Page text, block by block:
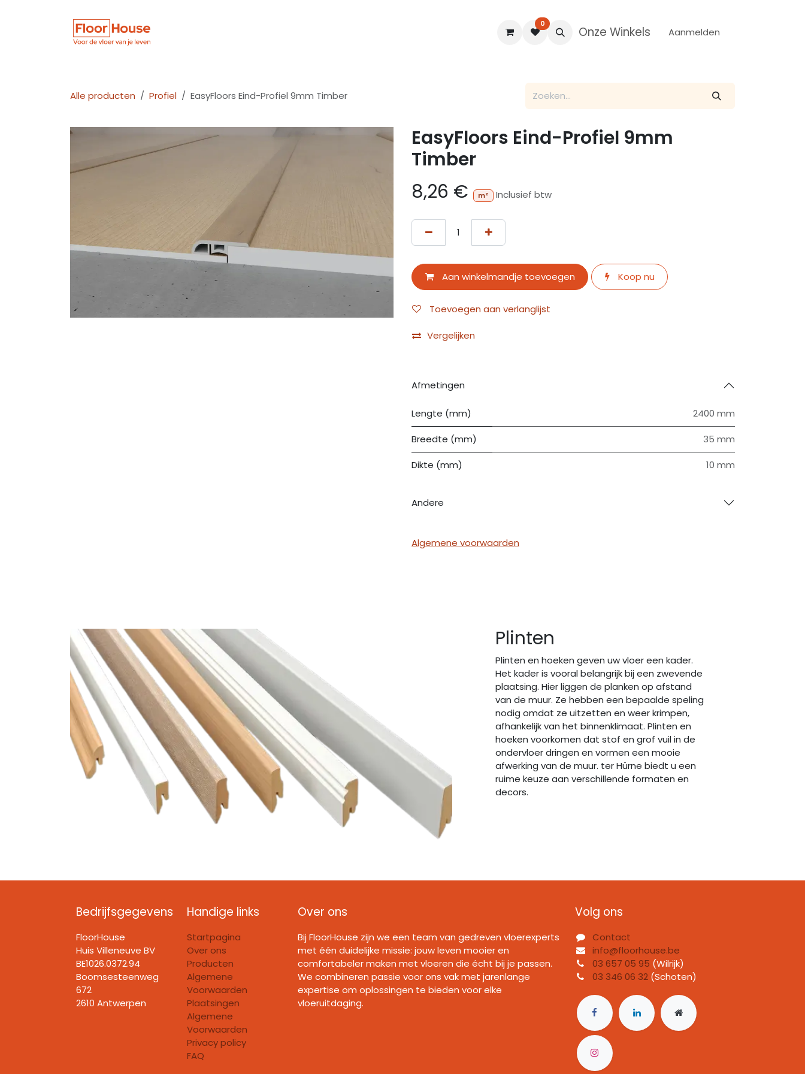
Blogs
0
Onze Winkels Aanmelden
Alle producten Profiel EasyFloors Eind-Profiel 9mm Timber
EasyFloors Eind-Profiel 9mm
Timber
8,26 € m² Inclusief btw
Aan winkelmandje toevoegen Koop nu
Toevoegen aan verlanglijst
Vergelijken
Afmetingen
Lengte (mm) 2400 mm
Breedte (mm) 35 mm
Dikte (mm) 10 mm
Andere
Algemene voorwaarden
Plinten
Plinten en hoeken geven uw vloer een kader.
Het kader is vooral belangrijk bij een zwevende
plaatsing. Hier liggen de planken op afstand
van de muur. Ze hebben een bepaalde speling
nodig omdat ze uitzetten en weer krimpen,
afhankelijk van het binnenklimaat. Plinten en
hoeken voorkomen dat stof en grof vuil in de
ondervloer dringen en vormen een mooie
afwerking van de muur. ter Hürne biedt u een
ruime keuze aan verschillende formaten en
decors.
Volg ons
Contact
info@floorhouse.be
03 657 05 95 (Wilrijk)
03 346 06 32(Schoten)
Over ons
Bij FloorHouse zijn we een team van gedreven vloerexperts
met één duidelijke missie: jouw leven mooier en
comfortabeler maken met vloeren die écht bij je passen.
We combineren passie voor ons vak met jarenlange
expertise om oplossingen te bieden voor elke
vloeruitdaging.
Handige links
Startpagina
Over ons
Producten
Algemene
Voorwaarden
Plaatsingen
Algemene
Voorwaarden
Privacy policy
FAQ
Bedrijfsgegevens
FloorHouse
Huis Villeneuve BV​
BE1026.0372.94
Boomsesteenweg
672
2610 Antwerpen